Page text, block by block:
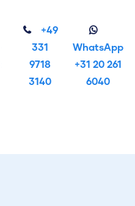
+49
331
9718
3140
WhatsApp
+31 20 261
6040